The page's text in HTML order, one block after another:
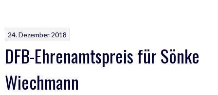
24. Dezember 2018
DFB-Ehrenamtspreis für Sönke
Wiechmann